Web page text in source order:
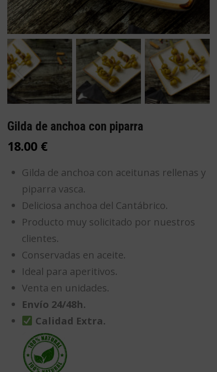
Gilda de anchoa con piparra
18.00 €
Gilda de anchoa con aceitunas rellenas y
piparra vasca.
Deliciosa anchoa del Cantábrico.
Producto muy solicitado por nuestros
clientes.
Conservadas en aceite.
Ideal para aperitivos.
Venta en unidades.
Envío 24/48h.
Calidad Extra.